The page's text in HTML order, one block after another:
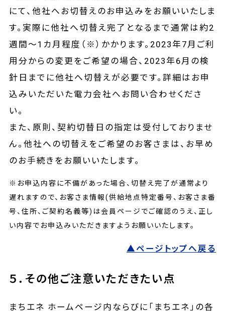
にて、他社へお切替えのお申込みをお願いいたしま
す。実際に他社へ切替え完了となるまで通常は約2
週間～1カ月程度（※）かかります。2023年7月ご利
用分からの変更をご希望の場合、2023年6月の検
針日までに他社へ切替えが必要です。詳細はお申
込みいただいた電力会社へお問い合わせくださ
い。
また、原則、契約切替日の指定は受付しておりませ
ん。他社への切替えをご希望のお客さまは、お早め
のお手続きをお願いいたします。
※お申込内容に不備があった場合、切替え完了が通常より
遅れますので、お客さま情報(供給地点特定番号、お客さま番
号、住所、ご契約名義等)は会員ページでご確認のうえ、正し
い内容でお申込みいただきますようお願いいたします。
▲ページトップへ戻る
５．その他ご注意いただきたい点
まちエネ ホームページ内ならびに「まちエネ」の各